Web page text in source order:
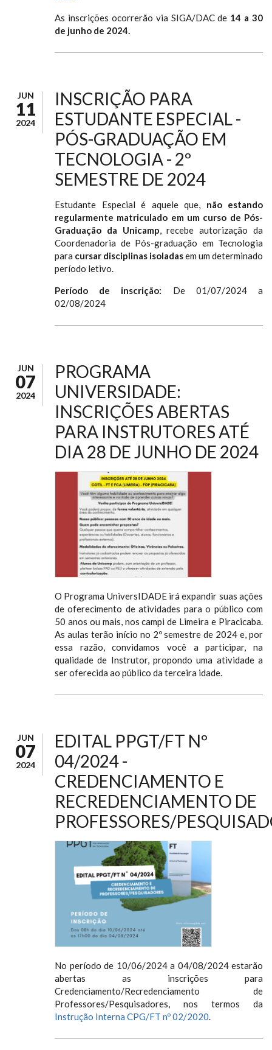
As inscrições ocorrerão via SIGA/DAC de 14 a 30
de junho de 2024.
JUN
11
2024
INSCRIÇÃO PARA
ESTUDANTE ESPECIAL -
PÓS-GRADUAÇÃO EM
TECNOLOGIA - 2º
SEMESTRE DE 2024
Estudante Especial é aquele que, não estando
regularmente matriculado em um curso de Pós-
Graduação da Unicamp, recebe autorização da
Coordenadoria de Pós-graduação em Tecnologia
para cursar disciplinas isoladasem um determinado
período letivo.
Período de inscrição: De 01/07/2024 a
02/08/2024
JUN
07
2024
PROGRAMA
UNIVERSIDADE:
INSCRIÇÕES ABERTAS
PARA INSTRUTORES ATÉ
DIA 28 DE JUNHO DE 2024
O Programa UniversIDADE irá expandir suas ações
de oferecimento de atividades para o público com
50 anos ou mais, nos campi de Limeira e Piracicaba.
As aulas terão início no 2º semestre de 2024 e, por
essa razão, convidamos você a participar, na
qualidade de Instrutor, propondo uma atividade a
ser oferecida ao público da terceira idade.
JUN
07
2024
EDITAL PPGT/FT Nº
04/2024 -
CREDENCIAMENTO E
RECREDENCIAMENTO DE
PROFESSORES/
No período de 10/06/2024 a 04/08/2024 estarão
abertas as inscrições para
Credenciamento/Recredenciamento de
Professores/Pesquisadores, nos termos da
Instrução Interna CPG/FT nº 02/2020.